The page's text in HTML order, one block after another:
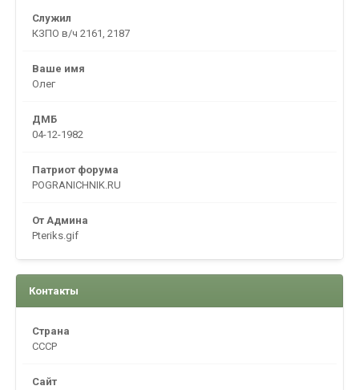
Служил
КЗПО в/ч 2161, 2187
Ваше имя
Олег
ДМБ
04-12-1982
Патриот форума
POGRANICHNIK.RU
От Админа
Pteriks.gif
Контакты
Страна
CCCP
Сайт